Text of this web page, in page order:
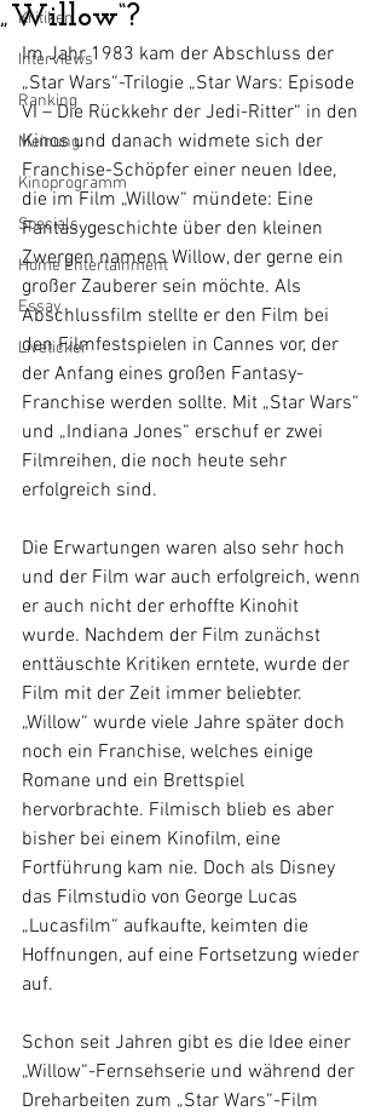
Kritiken
Interviews
Ranking
Meinung
Kinoprogramm
Specials
Home Entertainment
Essay
Liveticker
„Willow“?
Im Jahr 1983 kam der Abschluss der
„Star Wars“-Trilogie „Star Wars: Episode
VI – Die Rückkehr der Jedi-Ritter“ in den
Kinos und danach widmete sich der
Franchise-Schöpfer einer neuen Idee,
die im Film „Willow“ mündete: Eine
Fantasygeschichte über den kleinen
Zwergen namens Willow, der gerne ein
großer Zauberer sein möchte. Als
Abschlussfilm stellte er den Film bei
den Filmfestspielen in Cannes vor, der
der Anfang eines großen Fantasy-
Franchise werden sollte. Mit „Star Wars“
und „Indiana Jones“ erschuf er zwei
Filmreihen, die noch heute sehr
erfolgreich sind.
Die Erwartungen waren also sehr hoch
und der Film war auch erfolgreich, wenn
er auch nicht der erhoffte Kinohit
wurde. Nachdem der Film zunächst
enttäuschte Kritiken erntete, wurde der
Film mit der Zeit immer beliebter.
„Willow“ wurde viele Jahre später doch
noch ein Franchise, welches einige
Romane und ein Brettspiel
hervorbrachte. Filmisch blieb es aber
bisher bei einem Kinofilm, eine
Fortführung kam nie. Doch als Disney
das Filmstudio von George Lucas
„Lucasfilm“ aufkaufte, keimten die
Hoffnungen, auf eine Fortsetzung wieder
auf.
Schon seit Jahren gibt es die Idee einer
„Willow“-Fernsehserie und während der
Dreharbeiten zum „Star Wars“-Film